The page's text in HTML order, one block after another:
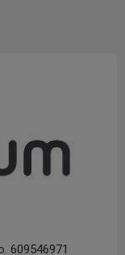
609546971